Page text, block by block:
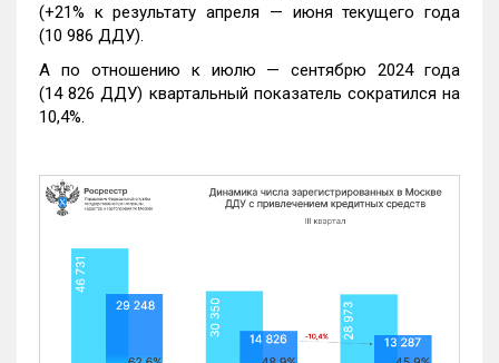
(+21% к результату апреля — июня текущего года
(10 986 ДДУ).
А по отношению к июлю — сентябрю 2024 года
(14 826 ДДУ) квартальный показатель сократился на
10,4%.